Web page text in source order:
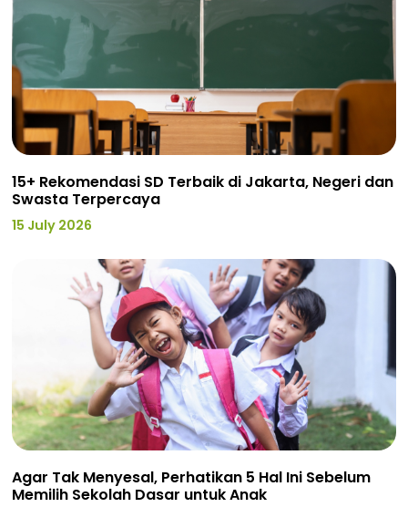
15+ Rekomendasi SD Terbaik di Jakarta, Negeri dan
Swasta Terpercaya
15 July 2026
Agar Tak Menyesal, Perhatikan 5 Hal Ini Sebelum
Memilih Sekolah Dasar untuk Anak